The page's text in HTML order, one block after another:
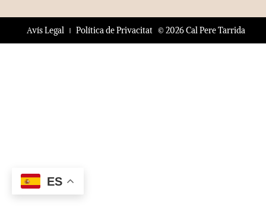
© 2026 Cal Pere Tarrida
Avís Legal Política de Privacitat
ES